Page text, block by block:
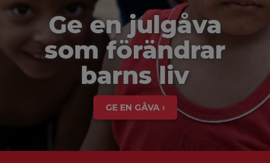
Ge en julgåva
som förändrar
barns liv
GE EN GÅVA ›